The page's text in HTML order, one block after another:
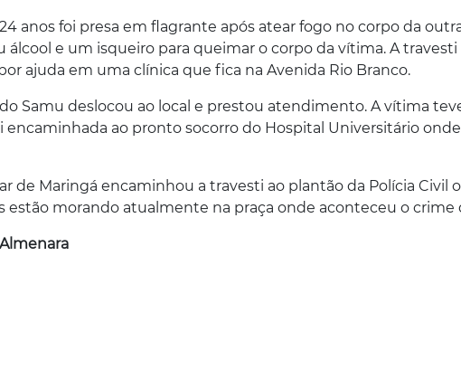
anos foi presa em flagrante após atear fogo no corpo da
álcool e um isqueiro para queimar o corpo da vítima. A
ajuda em uma clínica que fica na Avenida Rio Branco.
Samu deslocou ao local e prestou atendimento. A vítima
encaminhada ao pronto socorro do Hospital Universitário
de Maringá encaminhou a travesti ao plantão da Polícia Civil
estão morando atualmente na praça onde aconteceu o